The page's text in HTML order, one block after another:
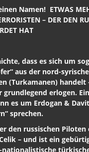
Namen! ETWAS
– DER DEN
HAT
dass es sich um
aus der nord-
(Turkamanen) handelt
grundlegend erlogen.
es um Erdogan &
sprechen.
den russischen
– und ist ein
nationalistische